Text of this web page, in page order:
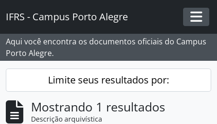
IFRS - Campus Porto Alegre
Aqui você encontra os documentos oficiais do Campus
Porto Alegre.
Limite seus resultados por:
Mostrando 1 resultados
Descrição arquivística